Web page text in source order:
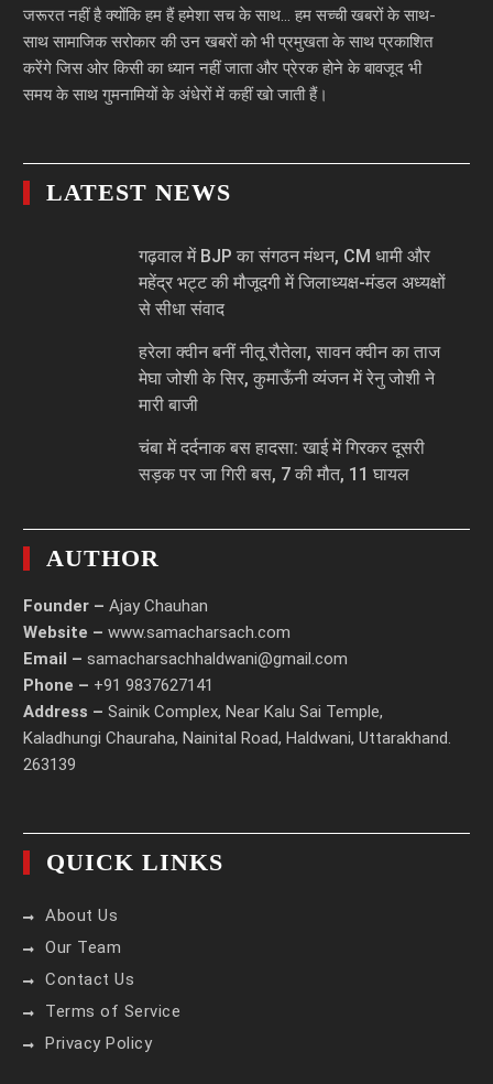
जरूरत नहीं है क्योंकि हम हैं हमेशा सच के साथ… हम सच्ची खबरों के साथ-
साथ सामाजिक सरोकार की उन खबरों को भी प्रमुखता के साथ प्रकाशित
करेंगे जिस ओर किसी का ध्यान नहीं जाता और प्रेरक होने के बावजूद भी
समय के साथ गुमनामियों के अंधेरों में कहीं खो जाती हैं।
LATEST NEWS
गढ़वाल में BJP का संगठन मंथन, CM धामी और
महेंद्र भट्ट की मौजूदगी में जिलाध्यक्ष-मंडल अध्यक्षों
से सीधा संवाद
हरेला क्वीन बनीं नीतू रौतेला, सावन क्वीन का ताज
मेघा जोशी के सिर, कुमाऊँनी व्यंजन में रेनु जोशी ने
मारी बाजी
चंबा में दर्दनाक बस हादसा: खाई में गिरकर दूसरी
सड़क पर जा गिरी बस, 7 की मौत, 11 घायल
AUTHOR
Founder – Ajay Chauhan
Website – www.samacharsach.com
Email – samacharsachhaldwani@gmail.com
Phone – +91 9837627141
Address – Sainik Complex, Near Kalu Sai Temple,
Kaladhungi Chauraha, Nainital Road, Haldwani, Uttarakhand.
263139
QUICK LINKS
About Us
Our Team
Contact Us
Terms of Service
Privacy Policy